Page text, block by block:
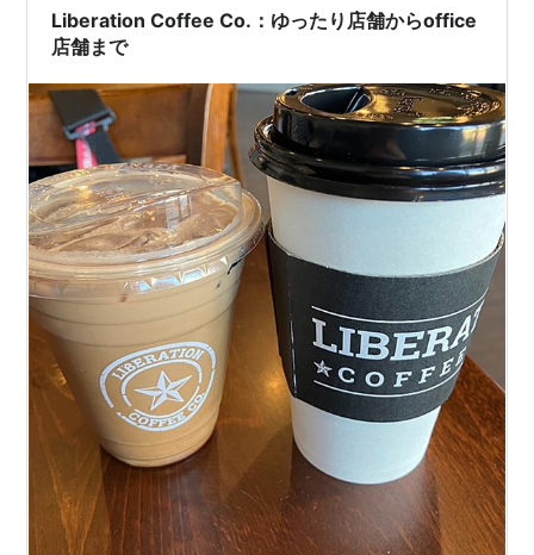
年…
Liberation Coffee Co.：ゆったり店舗からoffice
店舗まで